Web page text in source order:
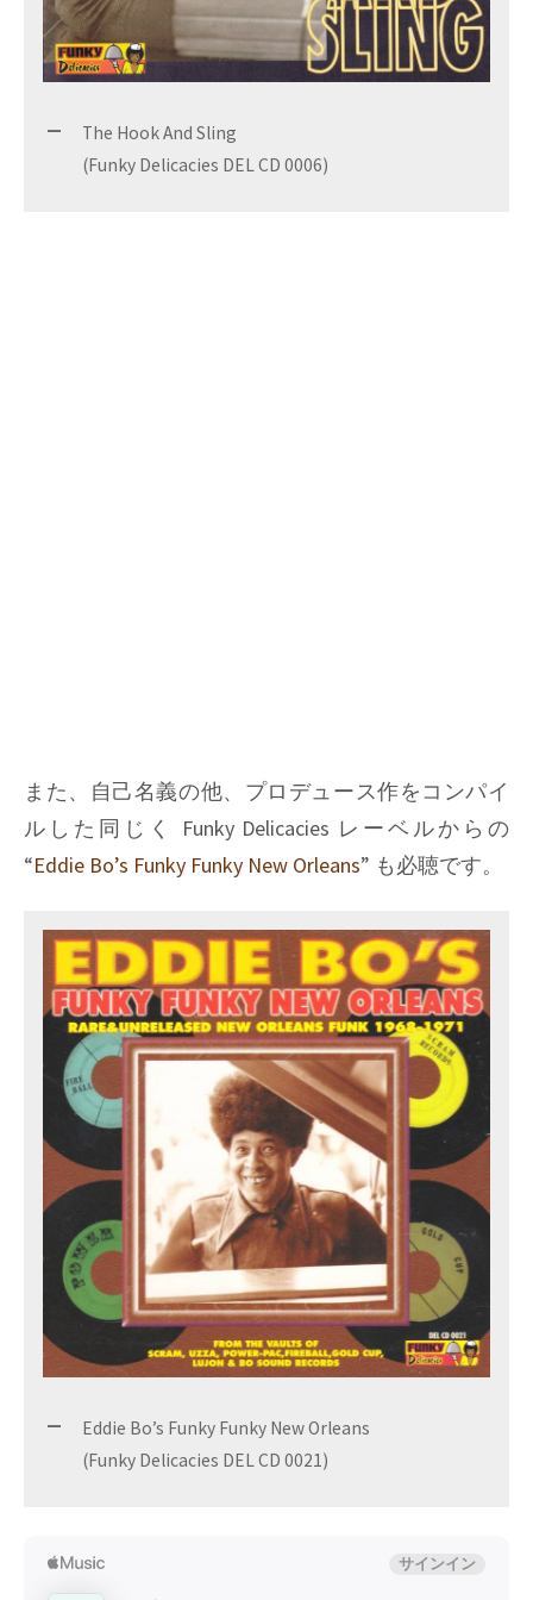
The Hook And Sling
(Funky Delicacies DEL CD 0006)
また、自己名義の他、プロデュース作をコンパイ
ルした同じく Funky Delicacies レーベルからの
“Eddie Bo’s Funky Funky New Orleans” も必聴です。
Eddie Bo’s Funky Funky New Orleans
(Funky Delicacies DEL CD 0021)